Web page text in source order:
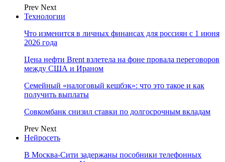
Prev Next
Технологии
Что изменится в личных финансах для россиян с 1 июня
2026 года
Цена нефти Brent взлетела на фоне провала переговоров
между США и Ираном
Семейный «налоговый кешбэк»: что это такое и как
получить выплаты
Совкомбанк снизил ставки по долгосрочным вкладам
Prev Next
Нейросеть
В Москва-Сити задержаны пособники телефонных